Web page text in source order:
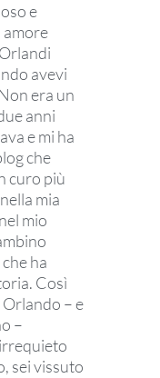
e
avevi
era un
anni
e mi ha
che
curo più
mia
mio
ha
Così
– e
–
sei vissuto